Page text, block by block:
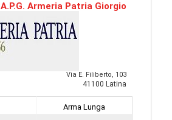
A.P.G. Armeria Patria Giorgio
Via E. Filiberto, 103
41100 Latina
Arma Lunga